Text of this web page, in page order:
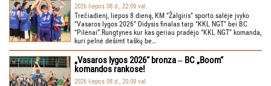
2026 liepos 08 d., 22:09 val.
Trečiadienį, liepos 8 dieną, KM “Žalgiris” sporto salėje įvyko
“Vasaros lygos 2026” Didysis finalas tarp “KKL NGT” bei BC
“Pilėnai”.Rungtynes kur kas geriau pradėjo “KKL NGT” komanda,
kuri pelnė dešimt taškų be…
„Vasaros lygos 2026“ bronza ‒ BC „Boom“
komandos rankose!
2026 liepos 08 d., 20:09 val.